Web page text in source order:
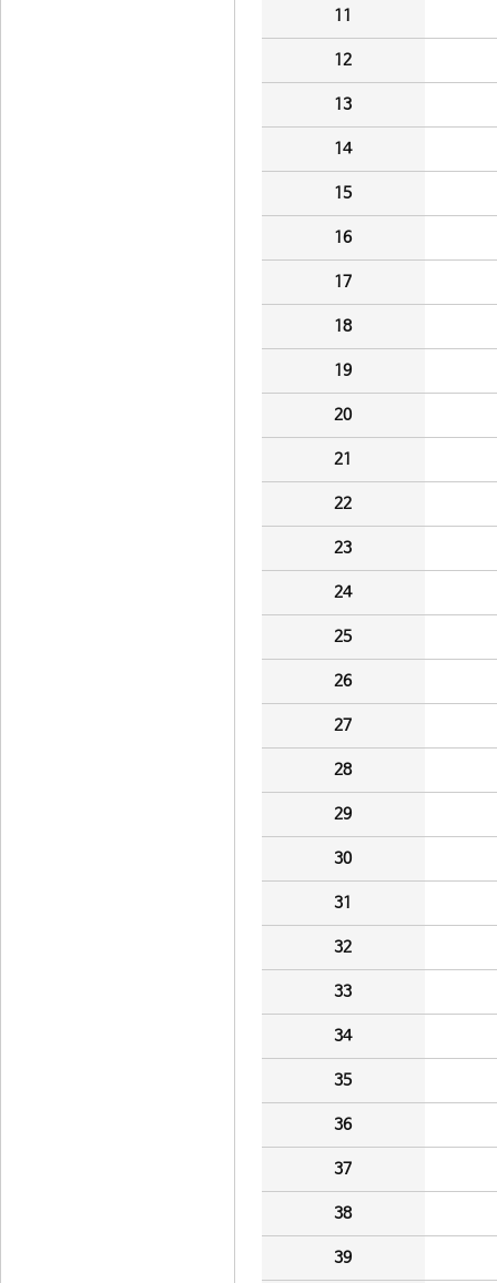
11
12
13
14
15
16
17
18
19
20
21
22
23
24
25
26
27
28
29
30
31
32
33
34
35
36
37
38
39